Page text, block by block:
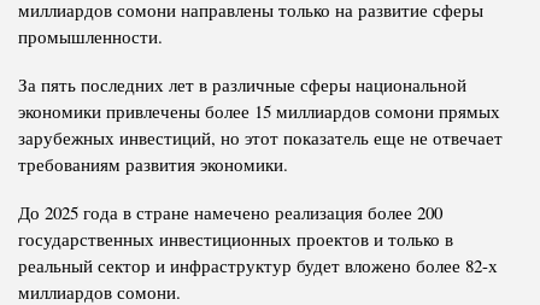
миллиардов сомони направлены только на развитие сферы
промышленности.
За пять последних лет в различные сферы национальной
экономики привлечены более 15 миллиардов сомони прямых
зарубежных инвестиций, но этот показатель еще не отвечает
требованиям развития экономики.
До 2025 года в стране намечено реализация более 200
государственных инвестиционных проектов и только в
реальный сектор и инфраструктур будет вложено более 82-х
миллиардов сомони.